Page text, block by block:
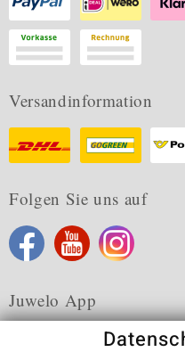
Versandinformation
Folgen Sie uns auf
Juwelo App